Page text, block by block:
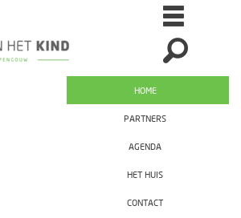
HOME
PARTNERS
AGENDA
HET HUIS
CONTACT